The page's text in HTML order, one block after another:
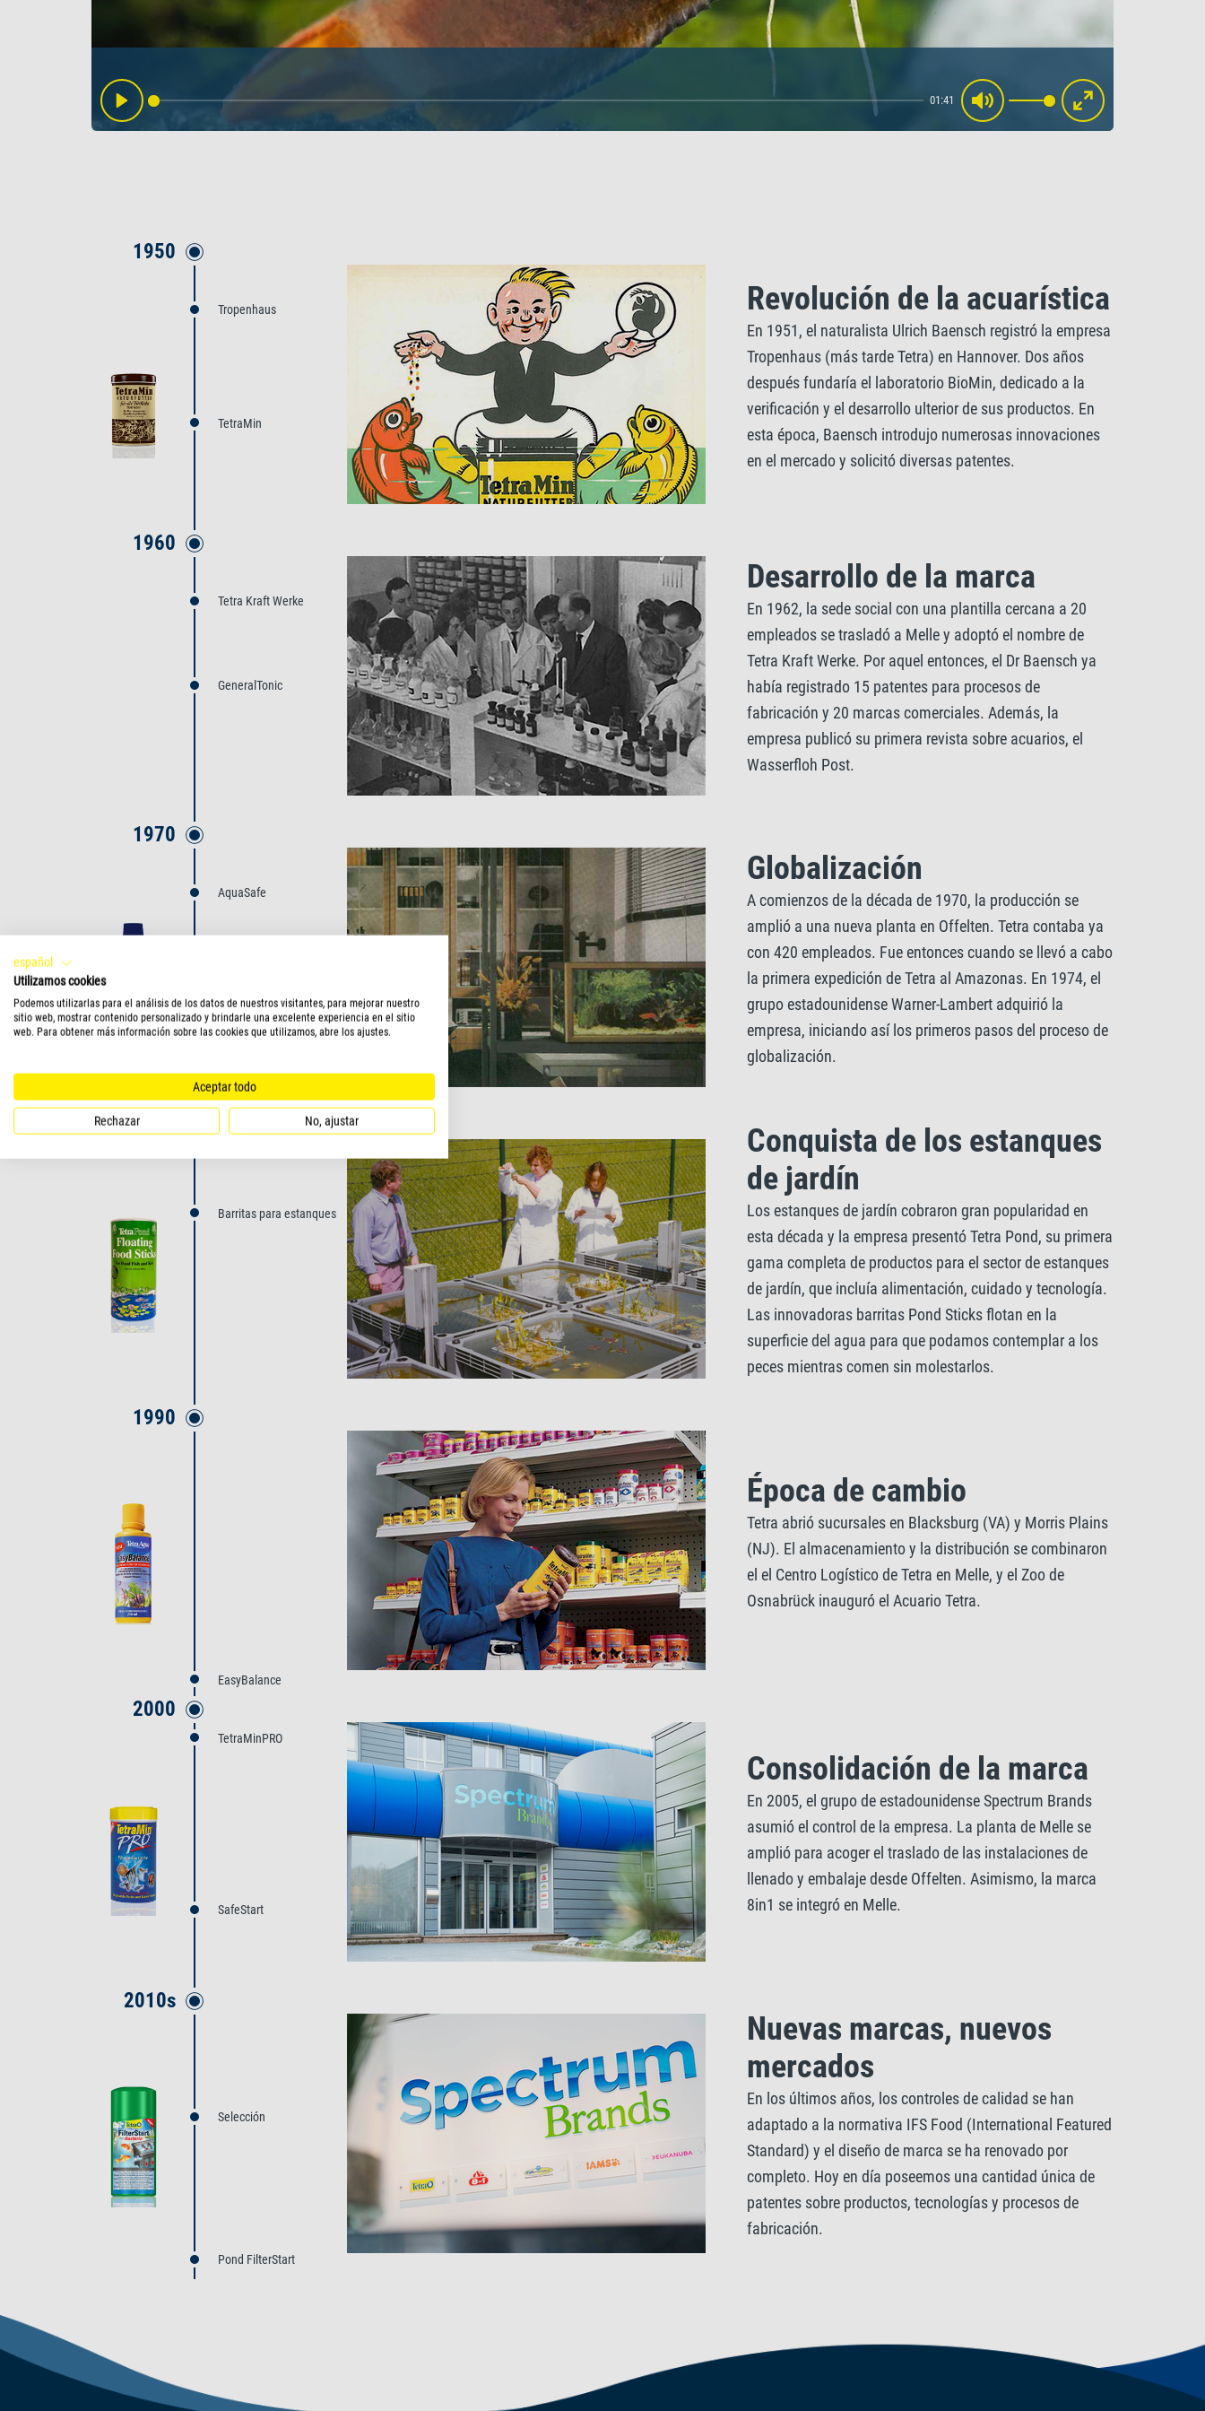
Play
01:41
Mute
Enter
1950
Tropenhaus
TetraMin
Revolución de la acuarística
En 1951, el naturalista Ulrich Baensch registró la empresa
Tropenhaus (más tarde Tetra) en Hannover. Dos años
después fundaría el laboratorio BioMin, dedicado a la
verificación y el desarrollo ulterior de sus productos. En
esta época, Baensch introdujo numerosas innovaciones
en el mercado y solicitó diversas patentes.
1960
Tetra Kraft Werke
GeneralTonic
Desarrollo de la marca
En 1962, la sede social con una plantilla cercana a 20
empleados se trasladó a Melle y adoptó el nombre de
Tetra Kraft Werke. Por aquel entonces, el Dr Baensch ya
había registrado 15 patentes para procesos de
fabricación y 20 marcas comerciales. Además, la
empresa publicó su primera revista sobre acuarios, el
Wasserfloh Post.
1970
AquaSafe
Globalización
A comienzos de la década de 1970, la producción se
amplió a una nueva planta en Offelten. Tetra contaba ya
con 420 empleados. Fue entonces cuando se llevó a cabo
la primera expedición de Tetra al Amazonas. En 1974, el
grupo estadounidense Warner-Lambert adquirió la
empresa, iniciando así los primeros pasos del proceso de
globalización.
1980
Barritas para estanques
Conquista de los estanques
de jardín
Los estanques de jardín cobraron gran popularidad en
esta década y la empresa presentó Tetra Pond, su primera
gama completa de productos para el sector de estanques
de jardín, que incluía alimentación, cuidado y tecnología.
Las innovadoras barritas Pond Sticks flotan en la
superficie del agua para que podamos contemplar a los
peces mientras comen sin molestarlos.
1990
EasyBalance
Época de cambio
Tetra abrió sucursales en Blacksburg (VA) y Morris Plains
(NJ). El almacenamiento y la distribución se combinaron
el el Centro Logístico de Tetra en Melle, y el Zoo de
Osnabrück inauguró el Acuario Tetra.
2000
TetraMinPRO
SafeStart
Consolidación de la marca
En 2005, el grupo de estadounidense Spectrum Brands
asumió el control de la empresa. La planta de Melle se
amplió para acoger el traslado de las instalaciones de
llenado y embalaje desde Offelten. Asimismo, la marca
8in1 se integró en Melle.
2010s
Selección
Pond FilterStart
Nuevas marcas, nuevos
mercados
En los últimos años, los controles de calidad se han
adaptado a la normativa IFS Food (International Featured
Standard) y el diseño de marca se ha renovado por
completo. Hoy en día poseemos una cantidad única de
patentes sobre productos, tecnologías y procesos de
fabricación.
español
Utilizamos cookies
Podemos utilizarlas para el análisis de los datos de nuestros visitantes, para mejorar nuestro
sitio web, mostrar contenido personalizado y brindarle una excelente experiencia en el sitio
web. Para obtener más información sobre las cookies que utilizamos, abre los ajustes.
Aceptar todo
Rechazar No, ajustar